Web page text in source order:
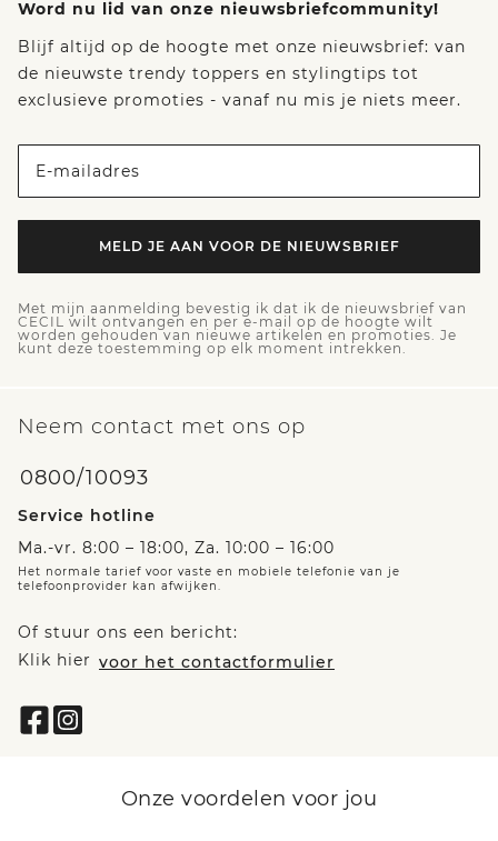
Word nu lid van onze nieuwsbriefcommunity!
Blijf altijd op de hoogte met onze nieuwsbrief: van
de nieuwste trendy toppers en stylingtips tot
exclusieve promoties - vanaf nu mis je niets meer.
E-mailadres
MELD JE AAN VOOR DE NIEUWSBRIEF
Met mijn aanmelding bevestig ik dat ik de nieuwsbrief van
CECIL wilt ontvangen en per e-mail op de hoogte wilt
worden gehouden van nieuwe artikelen en promoties. Je
kunt deze toestemming op elk moment intrekken.
Neem contact met ons op
0800/10093
Service hotline
Ma.-vr. 8:00 – 18:00, Za. 10:00 – 16:00
Het normale tarief voor vaste en mobiele telefonie van je
telefoonprovider kan afwijken.
Of stuur ons een bericht:
Klik hier voor het contactformulier
Onze voordelen voor jou